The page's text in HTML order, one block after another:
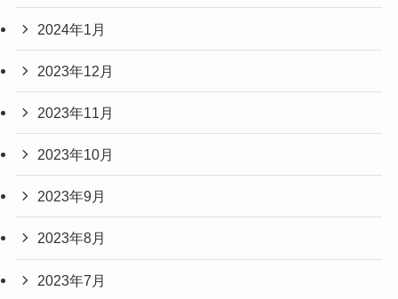
2024年1月
2023年12月
2023年11月
2023年10月
2023年9月
2023年8月
2023年7月